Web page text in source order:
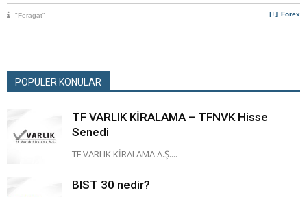
Forex
"Feragat"
POPÜLER KONULAR
TF VARLIK KİRALAMA – TFNVK Hisse
Senedi
TF VARLIK KİRALAMA A.Ş....
BIST 30 nedir?